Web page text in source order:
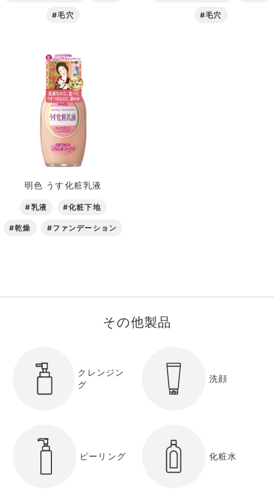
#毛穴 #毛穴
明色 うす化粧乳液
#乳液 #化粧下地
#乾燥 #ファンデーション
その他製品
クレンジン
グ
洗顔
ピーリング 化粧水